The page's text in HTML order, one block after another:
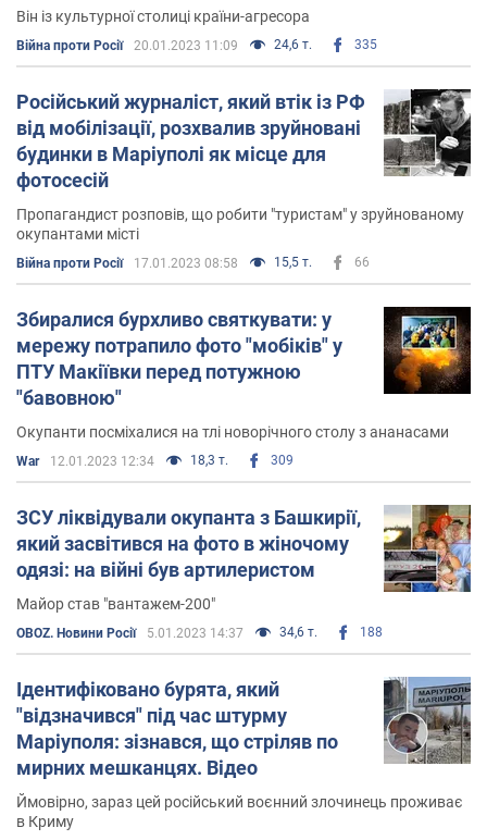
Він із культурної столиці країни-агресора
Війна проти Росії 20.01.2023 11:09 24,6 т. 335
Російський журналіст, який втік із РФ
від мобілізації, розхвалив зруйновані
будинки в Маріуполі як місце для
фотосесій
Пропагандист розповів, що робити "туристам" у зруйнованому
окупантами місті
Війна проти Росії 17.01.2023 08:58 15,5 т. 66
Збиралися бурхливо святкувати: у
мережу потрапило фото "мобіків" у
ПТУ Макіївки перед потужною
"бавовною"
Окупанти посміхалися на тлі новорічного столу з ананасами
War 12.01.2023 12:34 18,3 т. 309
ЗСУ ліквідували окупанта з Башкирії,
який засвітився на фото в жіночому
одязі: на війні був артилеристом
Майор став "вантажем-200"
OBOZ. Новини Росії 5.01.2023 14:37 34,6 т. 188
Ідентифіковано бурята, який
"відзначився" під час штурму
Маріуполя: зізнався, що стріляв по
мирних мешканцях. Відео
Ймовірно, зараз цей російський воєнний злочинець проживає
в Криму